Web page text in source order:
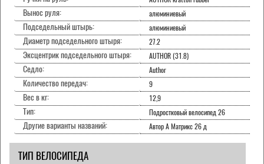
Вынос руля: алюминиевый
Подседельный штырь: алюминиевый
Диаметр подседельного штыря: 27.2
Эксцентрик подседельного штыря: AUTHOR (31.8)
Седло: Author
Количество передач: 9
Вес в кг: 12,9
Тип: Подростковый велосипед 26
Другие варианты названий: Автор А Матрикс 26 д
ТИП ВЕЛОСИПЕДА